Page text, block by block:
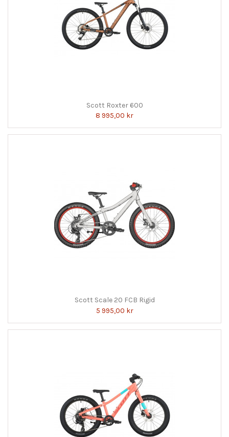
Scott Roxter 600
8 995,00 kr
Scott Scale 20 FCB Rigid
5 995,00 kr